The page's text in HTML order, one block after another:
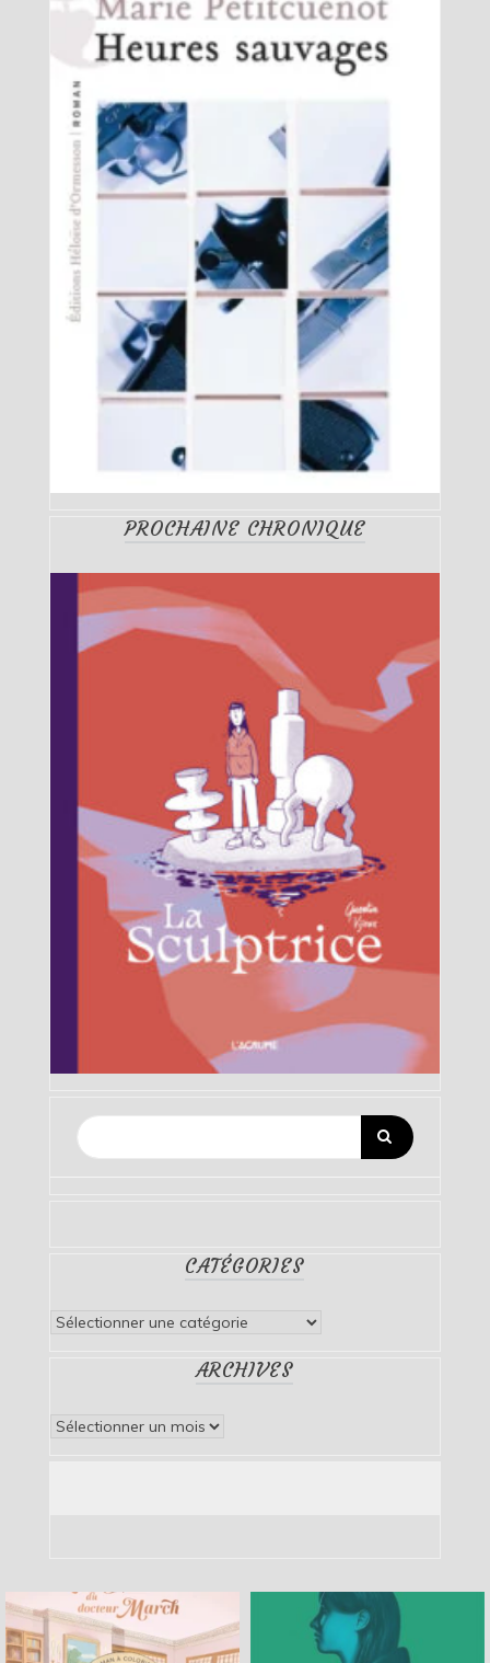
PROCHAINE CHRONIQUE
CATÉGORIES
Catégories
ARCHIVES
Archives